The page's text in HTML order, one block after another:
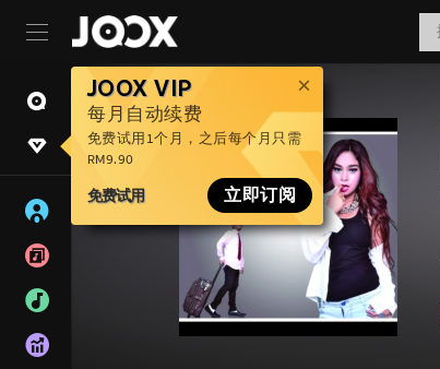
JOOX VIP
每月自动续费
免费试用1个月，之后每个月只需
RM9.90
免费试用 立即订阅